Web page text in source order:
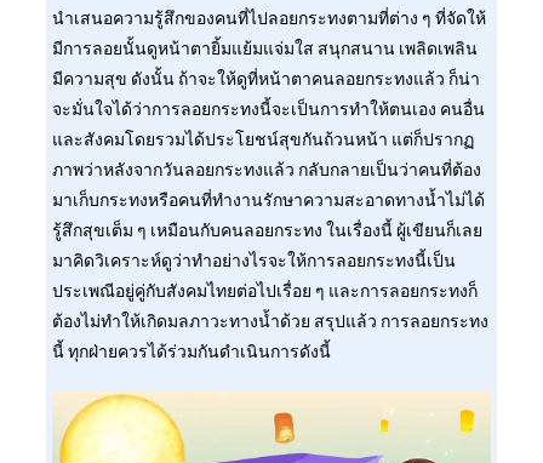
นำเสนอความรู้สึกของคนที่ไปลอยกระทงตามที่ต่าง ๆ ที่จัดให้
มีการลอยนั้นดูหน้าตายิ้มแย้มแจ่มใส สนุกสนาน เพลิดเพลิน
มีความสุข ดังนั้น ถ้าจะให้ดูที่หน้าตาคนลอยกระทงแล้ว ก็น่า
จะมั่นใจได้ว่าการลอยกระทงนี้จะเป็นการทำให้ตนเอง คนอื่น
และสังคมโดยรวมได้ประโยชน์สุขกันถ้วนหน้า แต่ก็ปรากฏ
ภาพว่าหลังจากวันลอยกระทงแล้ว กลับกลายเป็นว่าคนที่ต้อง
มาเก็บกระทงหรือคนที่ทำงานรักษาความสะอาดทางน้ำไม่ได้
รู้สึกสุขเต็ม ๆ เหมือนกับคนลอยกระทง ในเรื่องนี้ ผู้เขียนก็เลย
มาคิดวิเคราะห์ดูว่าทำอย่างไรจะให้การลอยกระทงนี้เป็น
ประเพณีอยู่คู่กับสังคมไทยต่อไปเรื่อย ๆ และการลอยกระทงก็
ต้องไม่ทำให้เกิดมลภาวะทางน้ำด้วย สรุปแล้ว การลอยกระทง
นี้ ทุกฝ่ายควรได้ร่วมกันดำเนินการดังนี้